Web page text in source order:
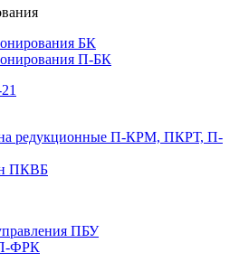
БК
П-БК
редукционные П-КРМ, ПКРТ, П-
ПКВБ
ПБУ
ФРК